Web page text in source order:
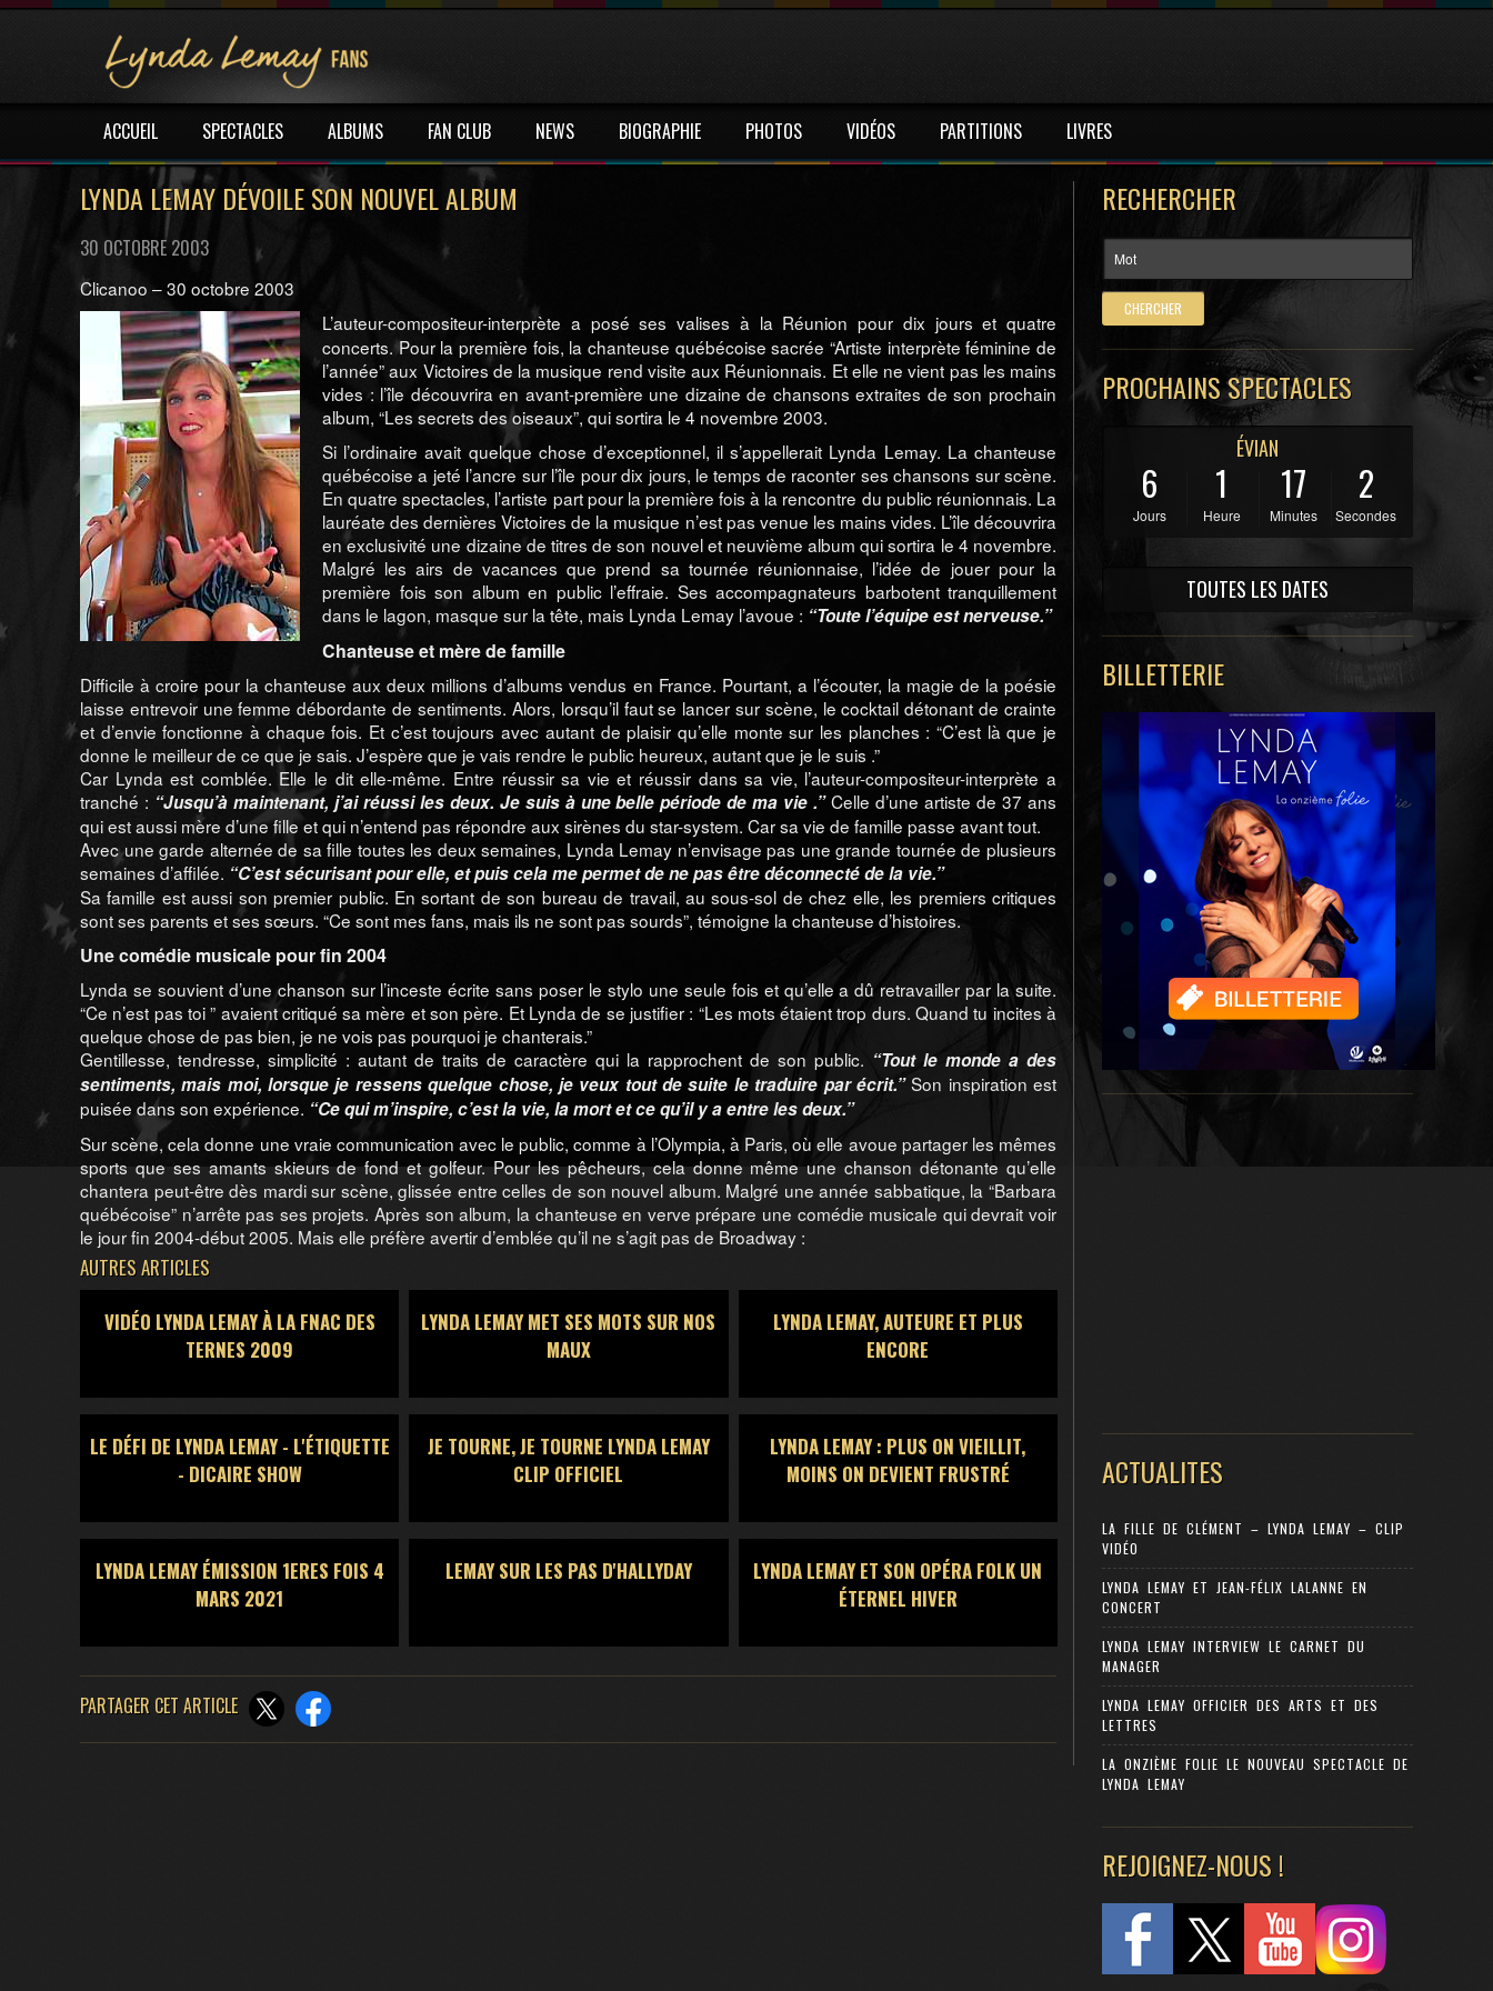
ACCUEIL SPECTACLES ALBUMS FAN CLUB NEWS BIOGRAPHIE PHOTOS VIDÉOS PARTITIONS LIVRES
LYNDA LEMAY DÉVOILE SON NOUVEL ALBUM
30 OCTOBRE 2003
Clicanoo – 30 octobre 2003
L’auteur-compositeur-interprète a posé ses valises à la Réunion pour dix jours et quatre
concerts. Pour la première fois, la chanteuse québécoise sacrée “Artiste interprète féminine de
l’année” aux Victoires de la musique rend visite aux Réunionnais. Et elle ne vient pas les mains
vides : l’île découvrira en avant-première une dizaine de chansons extraites de son prochain
album, “Les secrets des oiseaux”, qui sortira le 4 novembre 2003.
Si l’ordinaire avait quelque chose d’exceptionnel, il s’appellerait Lynda Lemay. La chanteuse
québécoise a jeté l’ancre sur l’île pour dix jours, le temps de raconter ses chansons sur scène.
En quatre spectacles, l’artiste part pour la première fois à la rencontre du public réunionnais. La
lauréate des dernières Victoires de la musique n’est pas venue les mains vides. L’île découvrira
en exclusivité une dizaine de titres de son nouvel et neuvième album qui sortira le 4 novembre.
Malgré les airs de vacances que prend sa tournée réunionnaise, l’idée de jouer pour la
première fois son album en public l’effraie. Ses accompagnateurs barbotent tranquillement
dans le lagon, masque sur la tête, mais Lynda Lemay l’avoue : “Toute l’équipe est nerveuse.”
Chanteuse et mère de famille
Difficile à croire pour la chanteuse aux deux millions d’albums vendus en France. Pourtant, a l’écouter, la magie de la poésie
laisse entrevoir une femme débordante de sentiments. Alors, lorsqu’il faut se lancer sur scène, le cocktail détonant de crainte
et d’envie fonctionne à chaque fois. Et c’est toujours avec autant de plaisir qu’elle monte sur les planches : “C’est là que je
donne le meilleur de ce que je sais. J’espère que je vais rendre le public heureux, autant que je le suis .”
Car Lynda est comblée. Elle le dit elle-même. Entre réussir sa vie et réussir dans sa vie, l’auteur-compositeur-interprète a
tranché : “Jusqu’à maintenant, j’ai réussi les deux. Je suis à une belle période de ma vie .”Celle d’une artiste de 37 ans
qui est aussi mère d’une fille et qui n’entend pas répondre aux sirènes du star-system. Car sa vie de famille passe avant tout.
Avec une garde alternée de sa fille toutes les deux semaines, Lynda Lemay n’envisage pas une grande tournée de plusieurs
semaines d’affilée. “C’est sécurisant pour elle, et puis cela me permet de ne pas être déconnecté de la vie.”
Sa famille est aussi son premier public. En sortant de son bureau de travail, au sous-sol de chez elle, les premiers critiques
sont ses parents et ses sœurs. “Ce sont mes fans, mais ils ne sont pas sourds”, témoigne la chanteuse d’histoires.
Une comédie musicale pour fin 2004
Lynda se souvient d’une chanson sur l’inceste écrite sans poser le stylo une seule fois et qu’elle a dû retravailler par la suite.
“Ce n’est pas toi ” avaient critiqué sa mère et son père. Et Lynda de se justifier : “Les mots étaient trop durs. Quand tu incites à
quelque chose de pas bien, je ne vois pas pourquoi je chanterais.”
Gentillesse, tendresse, simplicité : autant de traits de caractère qui la rapprochent de son public. “Tout le monde a des
sentiments, mais moi, lorsque je ressens quelque chose, je veux tout de suite le traduire par écrit.”Son inspiration est
puisée dans son expérience. “Ce qui m’inspire, c’est la vie, la mort et ce qu’il y a entre les deux.”
Sur scène, cela donne une vraie communication avec le public, comme à l’Olympia, à Paris, où elle avoue partager les mêmes
sports que ses amants skieurs de fond et golfeur. Pour les pêcheurs, cela donne même une chanson détonante qu’elle
chantera peut-être dès mardi sur scène, glissée entre celles de son nouvel album. Malgré une année sabbatique, la “Barbara
québécoise” n’arrête pas ses projets. Après son album, la chanteuse en verve prépare une comédie musicale qui devrait voir
le jour fin 2004-début 2005. Mais elle préfère avertir d’emblée qu’il ne s’agit pas de Broadway :
AUTRES ARTICLES
VIDÉO LYNDA LEMAY À LA FNAC DES
TERNES 2009
LYNDA LEMAY MET SES MOTS SUR NOS
MAUX
LYNDA LEMAY, AUTEURE ET PLUS
ENCORE
LE DÉFI DE LYNDA LEMAY - L'ÉTIQUETTE
- DICAIRE SHOW
JE TOURNE, JE TOURNE LYNDA LEMAY
CLIP OFFICIEL
LYNDA LEMAY : PLUS ON VIEILLIT,
MOINS ON DEVIENT FRUSTRÉ
LYNDA LEMAY ÉMISSION 1ERES FOIS 4
MARS 2021
LEMAY SUR LES PAS D'HALLYDAY
LYNDA LEMAY ET SON OPÉRA FOLK UN
ÉTERNEL HIVER
PARTAGER CET ARTICLE
RECHERCHER
PROCHAINS SPECTACLES
ÉVIAN
6
Jours
1
Heure
17
Minutes
1
Seconde
TOUTES LES DATES
BILLETTERIE
ACTUALITES
LA FILLE DE CLÉMENT – LYNDA LEMAY – CLIP
VIDÉO
LYNDA LEMAY ET JEAN-FÉLIX LALANNE EN
CONCERT
LYNDA LEMAY INTERVIEW LE CARNET DU
MANAGER
LYNDA LEMAY OFFICIER DES ARTS ET DES
LETTRES
LA ONZIÈME FOLIE LE NOUVEAU SPECTACLE DE
LYNDA LEMAY
REJOIGNEZ-NOUS !